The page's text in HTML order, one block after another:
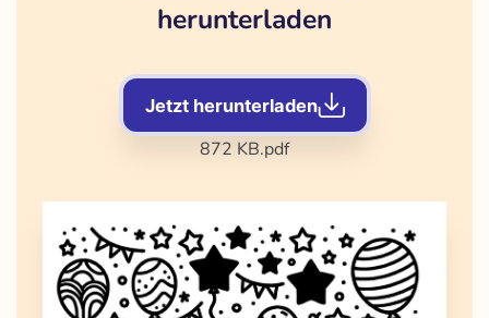
herunterladen
Jetzt herunterladen
872 KB.pdf